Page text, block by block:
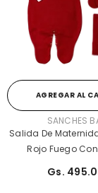
AGREGAR AL
PROVEEDOR:SANCHES
Salida De
Rojo Fuego
Gs.